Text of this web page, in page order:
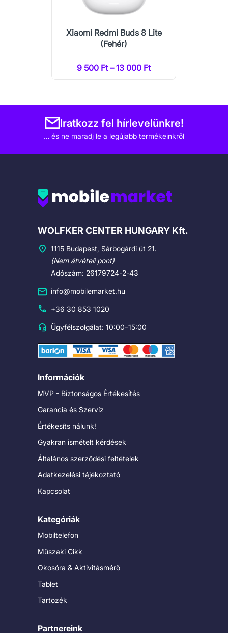
Xiaomi Redmi Buds 8 Lite
(Fehér)
9 500 Ft – 13 000 Ft
Iratkozz fel hírlevelünkre!
… és ne maradj le a legújabb termékeinkről
Cégadatok
WOLFKER CENTER HUNGARY Kft.
1115 Budapest, Sárbogárdi út 21.
(Nem átvételi pont)
Adószám: 26179724-2-43
info@mobilemarket.hu
+36 30 853 1020
Ügyfélszolgálat: 10:00–15:00
Információk
MVP - Biztonságos Értékesítés
Garancia és Szervíz
Értékesíts nálunk!
Gyakran ismételt kérdések
Általános szerződési feltételek
Adatkezelési tájékoztató
Kapcsolat
Kategóriák
Mobiltelefon
Műszaki Cikk
Okosóra & Aktivitásmérő
Tablet
Tartozék
Partnereink